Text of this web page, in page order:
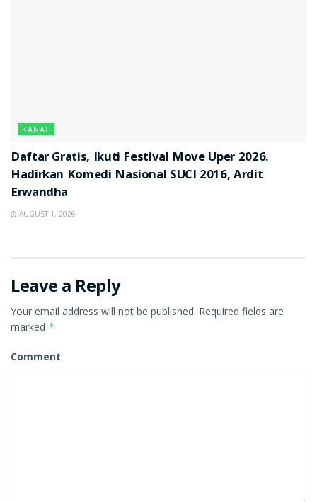
KANAL
Daftar Gratis, Ikuti Festival Move Uper 2026.
Hadirkan Komedi Nasional SUCI 2016, Ardit
Erwandha
AUGUST 1, 2026
Leave a Reply
Your email address will not be published. Required fields are
marked *
Comment